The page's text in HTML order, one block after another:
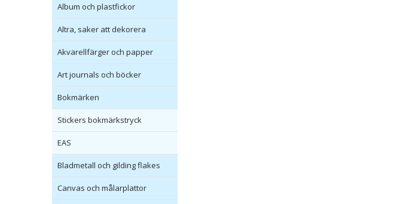
Album och plastfickor
Altra, saker att dekorera
Akvarellfärger och papper
Art journals och böcker
Bokmärken
Stickers bokmärkstryck
EAS
Bladmetall och gilding flakes
Canvas och målarplattor